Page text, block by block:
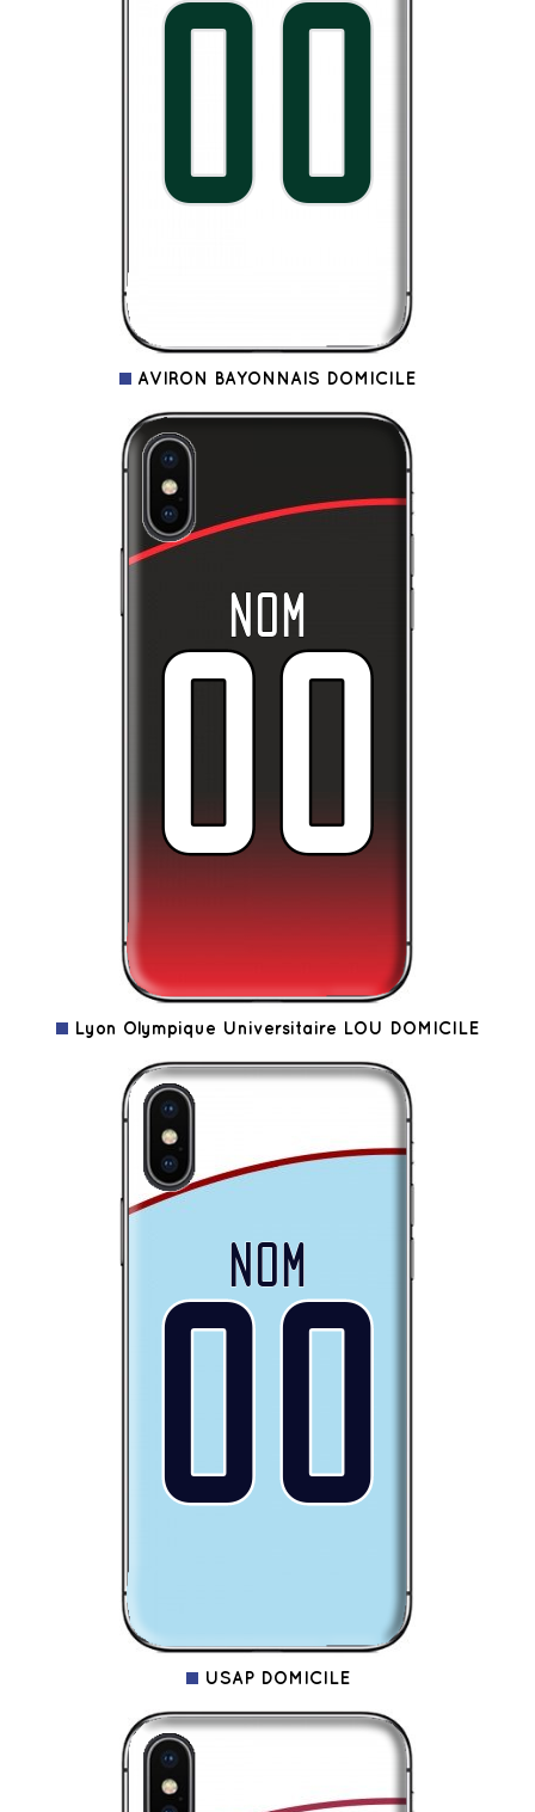
AVIRON BAYONNAIS DOMICILE
Lyon Olympique Universitaire LOU DOMICILE
USAP DOMICILE